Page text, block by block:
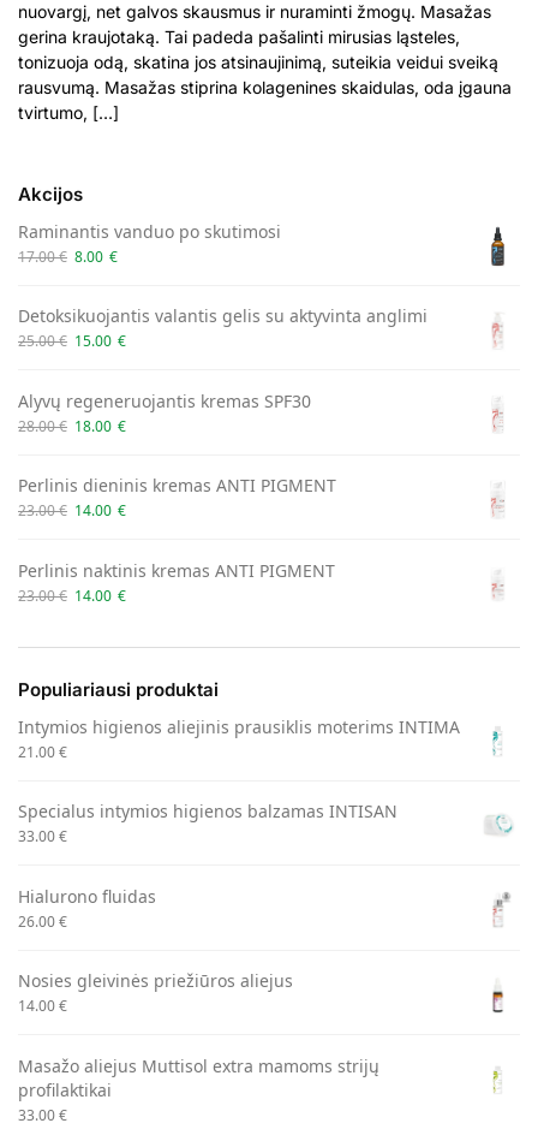
nuovargį, net galvos skausmus ir nuraminti žmogų. Masažas
gerina kraujotaką. Tai padeda pašalinti mirusias ląsteles,
tonizuoja odą, skatina jos atsinaujinimą, suteikia veidui sveiką
rausvumą. Masažas stiprina kolagenines skaidulas, oda įgauna
tvirtumo, […]
Akcijos
Raminantis vanduo po skutimosi
17.00€ 8.00 €
Detoksikuojantis valantis gelis su aktyvinta anglimi
25.00€ 15.00 €
Alyvų regeneruojantis kremas SPF30
28.00€ 18.00 €
Perlinis dieninis kremas ANTI PIGMENT
23.00€ 14.00 €
Perlinis naktinis kremas ANTI PIGMENT
23.00€ 14.00 €
Populiariausi produktai
Intymios higienos aliejinis prausiklis moterims INTIMA
21.00€
Specialus intymios higienos balzamas INTISAN
33.00€
Hialurono fluidas
26.00€
Nosies gleivinės priežiūros aliejus
14.00€
Masažo aliejus Muttisol extra mamoms strijų
profilaktikai
33.00€